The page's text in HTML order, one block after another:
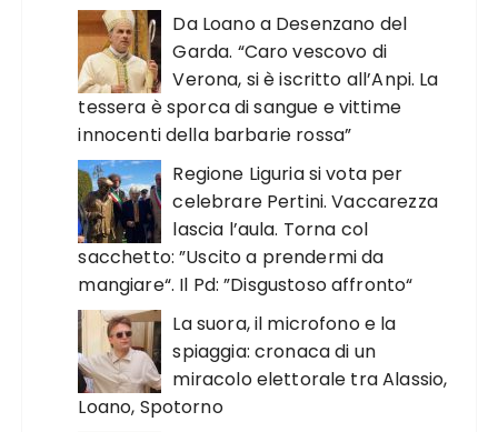
Da Loano a Desenzano del
Garda. “Caro vescovo di
Verona, si è iscritto all’Anpi. La
tessera è sporca di sangue e vittime
innocenti della barbarie rossa”
Regione Liguria si vota per
celebrare Pertini. Vaccarezza
lascia l’aula. Torna col
sacchetto: ”Uscito a prendermi da
mangiare“. Il Pd: ”Disgustoso affronto“
La suora, il microfono e la
spiaggia: cronaca di un
miracolo elettorale tra Alassio,
Loano, Spotorno